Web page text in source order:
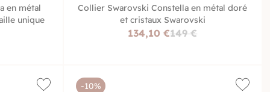
en métal
unique
Collier Swarovski Constella en métal doré
et cristaux Swarovski
134,10 €149 €
-10%